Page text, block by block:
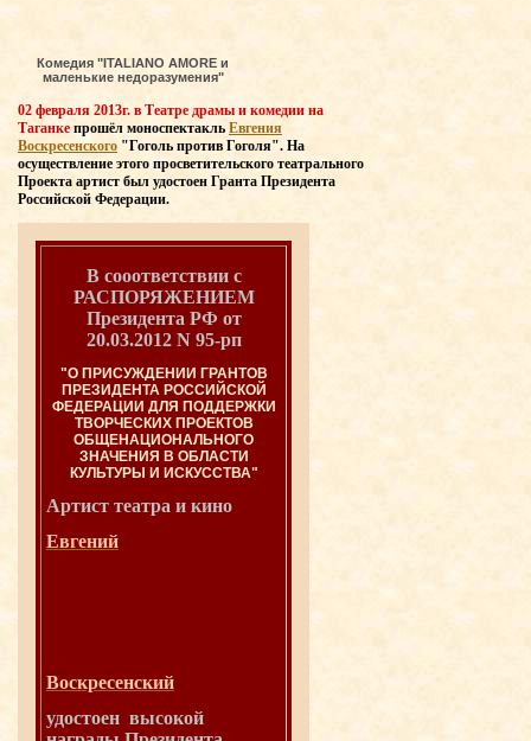
Комедия "ITALIANO AMORE и
маленькие недоразумения"
02 февраля 2013г. в Театре драмы и комедии на
Таганке прошёл моноспектакль Евгения
Воскресенского "Гоголь против Гоголя". На
осуществление этого просветительского театрального
Проекта артист был удостоен Гранта Президента
Российской Федерации.
В сооответствии с
РАСПОРЯЖЕНИЕМ
Президента РФ от
20.03.2012 N 95-рп
"О ПРИСУЖДЕНИИ ГРАНТОВ
ПРЕЗИДЕНТА РОССИЙСКОЙ
ФЕДЕРАЦИИ ДЛЯ ПОДДЕРЖКИ
ТВОРЧЕСКИХ ПРОЕКТОВ
ОБЩЕНАЦИОНАЛЬНОГО
ЗНАЧЕНИЯ В ОБЛАСТИ
КУЛЬТУРЫ И ИСКУССТВА"
Артист театра и кино
Евгений
Воскресенский
удостоен высокой